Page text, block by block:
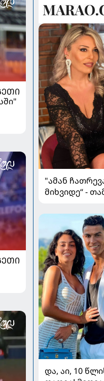
პედიატრ
რჩევები
"ამან
მიხვიდე“ -
და, აი, 10